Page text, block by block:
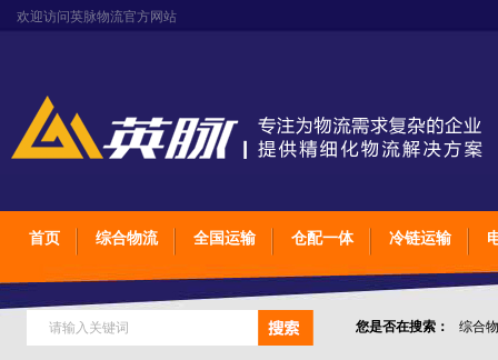
欢迎访问英脉物流官方网站
首页 综合物流 全国运输 仓配一体 冷链运输
您是否在搜索： 综合